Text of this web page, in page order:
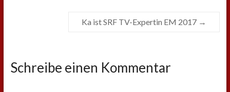
Ka ist SRF TV-Expertin EM 2017 →
Schreibe einen Kommentar